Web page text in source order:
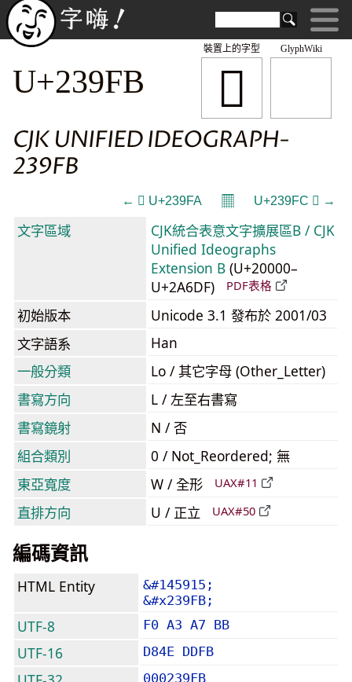
GlyphWiki
𣧻
裝置上的字型
U+239FB
CJK UNIFIED IDEOGRAPH-
239FB
← 𣧺 U+239FA 𝄜 U+239FC 𣧼 →
文字區域
CJK統合表意文字擴展區B / CJK
Unified Ideographs
Extension B (U+20000–
U+2A6DF)
PDF表格
初始版本
Unicode 3.1 發布於 2001/03
文字語系
Han
一般分類
Lo / 其它字母 (Other_Letter)
書寫方向
L / 左至右書寫
書寫鏡射
N / 否
組合類別
0 / Not_Reordered; 無
東亞寬度
W / 全形 UAX#11
直排方向 U / 正立 UAX#50
編碼資訊
HTML Entity
&#145915;
&#x239FB;
UTF-8 F0 A3 A7 BB
UTF-16 D84E DDFB
000239FB